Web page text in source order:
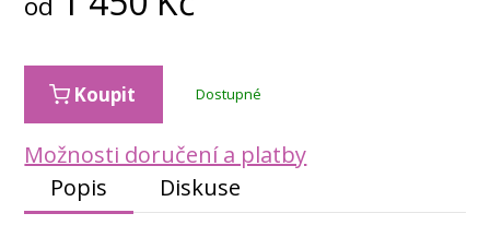
Koupit Dostupné
Možnosti doručení a platby
Popis
Diskuse